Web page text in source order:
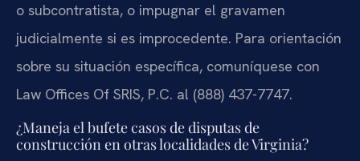
o subcontratista, o impugnar el gravamen
judicialmente si es improcedente. Para orientación
sobre su situación específica, comuníquese con
Law Offices Of SRIS, P.C. al (888) 437-7747.
¿Maneja el bufete casos de disputas de
construcción en otras localidades de Virginia?